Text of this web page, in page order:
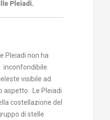
Pleiadi.
Pleiadi non ha
inconfondibile.
visibile ad
aspetto. Le Pleiadi
costellazione del
di stelle